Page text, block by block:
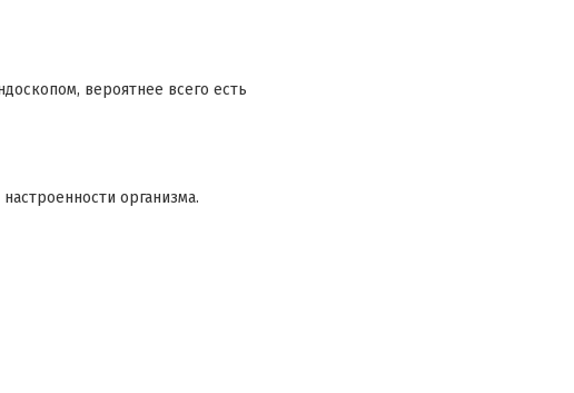
вероятнее всего есть
организма.